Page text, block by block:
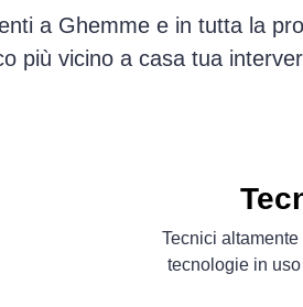
a Ghemme e in tutta la
più vicino a casa tua
Tecnici
tecnologie in